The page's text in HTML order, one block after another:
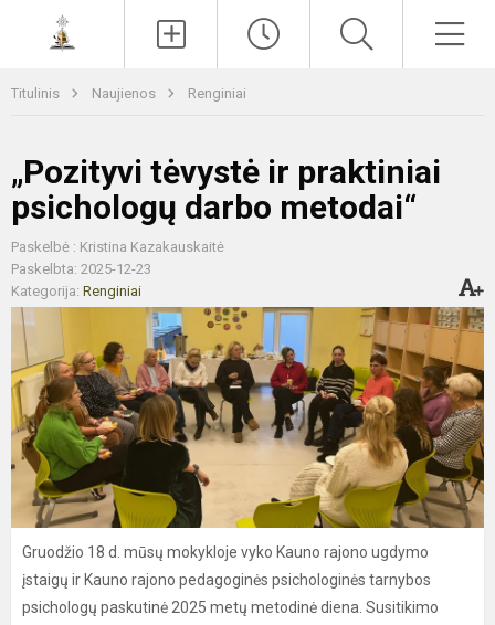
Titulinis Naujienos Renginiai
„Pozityvi tėvystė ir praktiniai
psichologų darbo metodai“
Paskelbė : Kristina Kazakauskaitė
Paskelbta: 2025-12-23
Kategorija: Renginiai
Gruodžio 18 d. mūsų mokykloje vyko Kauno rajono ugdymo
įstaigų ir Kauno rajono pedagoginės psichologinės tarnybos
psichologų paskutinė 2025 metų metodinė diena. Susitikimo